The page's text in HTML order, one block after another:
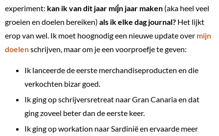
experiment: kan ik van dit jaar míj́n jaar maken (aka heel veel
groeien en doelen bereiken) als ik elke dag journal? Het lijkt
erop van wel. Ik moet hoognodig een nieuwe update over mijn
doelenschrijven, maar om je een voorproefje te geven:
Ik lanceerde de eerste merchandiseproducten en die
verkochten bizar goed.
Ik ging op schrijversretreat naar Gran Canaria en dat
ging zoveel beter dan de eerste keer.
Ik ging op workation naar Sardinië en ervaarde meer